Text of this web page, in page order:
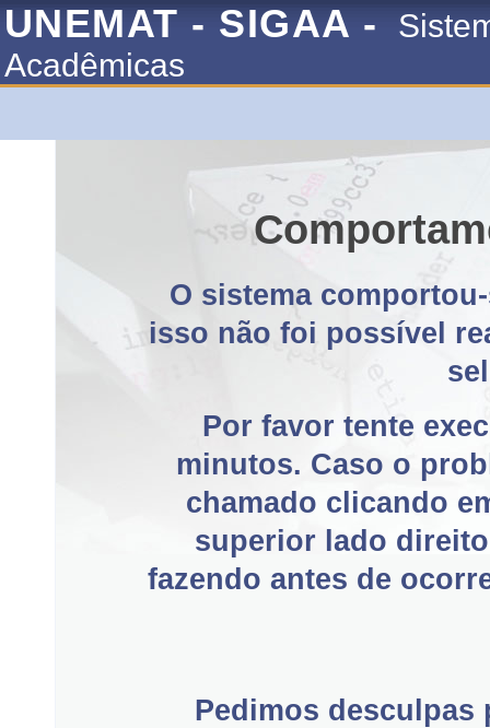
UNEMAT - SIGAA -
Acadêmicas
O sistema
isso não foi possível
Por favor tente
minutos. Caso o
chamado clicando
superior lado
fazendo antes de
Pedimos